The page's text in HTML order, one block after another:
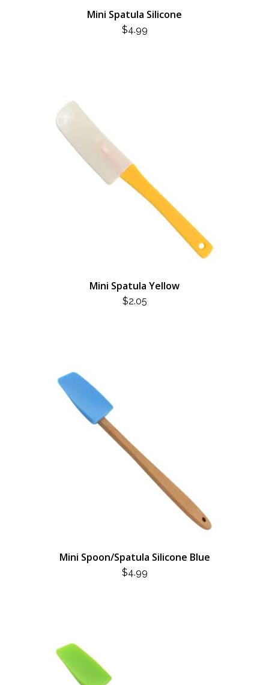
Mini Spatula Silicone
$4.99
Mini Spatula Yellow
$2.05
Mini Spoon/Spatula Silicone Blue
$4.99